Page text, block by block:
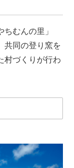
むんの里」
共同の登り窯を
村づくりが行わ